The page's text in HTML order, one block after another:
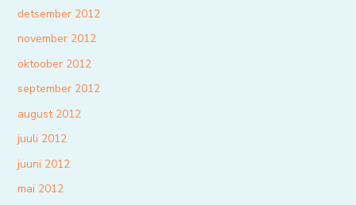
detsember 2012
november 2012
oktoober 2012
september 2012
august 2012
juuli 2012
juuni 2012
mai 2012